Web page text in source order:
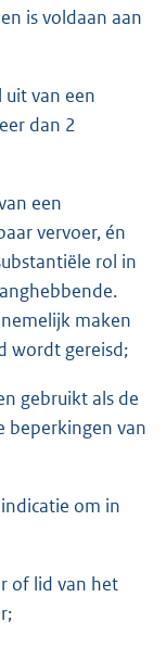
is voldaan aan
van een
dan 2
een
vervoer, én
rol in
maken
wordt gereisd;
gebruikt als de
beperkingen van
om in
of lid van het